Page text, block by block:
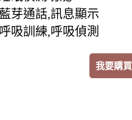
芽通話,訊息顯示
吸訓練,呼吸偵測
我要購買